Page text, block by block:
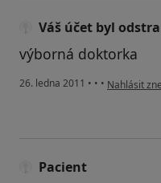
Váš účet byl
výborná doktorka
26. ledna 2011 • • • podle
Nahlásit
Pacient